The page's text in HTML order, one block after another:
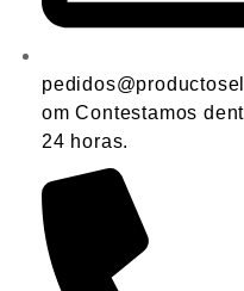
om Contestamos
24 horas.